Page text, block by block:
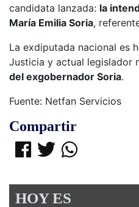
candidata lanzada: la
María Emilia Soria,
La exdiputada nacional es
Justicia y actual legislador
del exgobernador Soria.
Fuente: Netfan Servicios
Compartir
HOY ES